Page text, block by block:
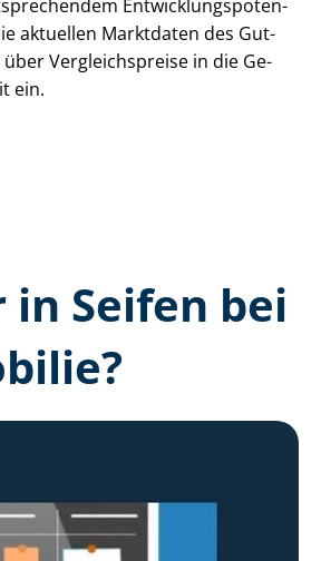
Ent­wick­lungs­po­ten­
aktuellen Marktdaten des Gut­
Ver­gleichs­prei­se in die Ge­
ein.
Seifen bei